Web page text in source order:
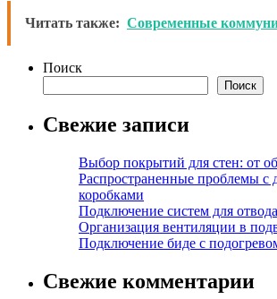
Читать также: Современные
Поиск
Поиск
Свежие записи
Выбор покрытий для стен: от
Распространенные проблемы с
коробками
Подключение систем для
Организация вентиляции в
Подключение биде с
Свежие комментарии